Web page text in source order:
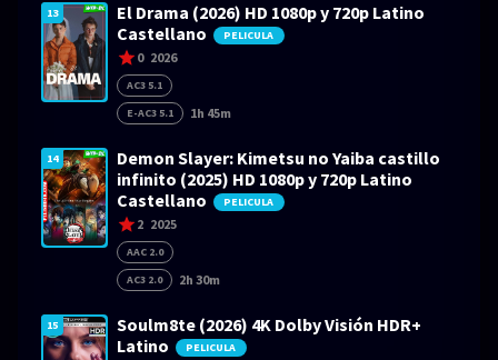
13
El Drama (2026) HD 1080p y 720p Latino
Castellano
PELICULA
0 2026
AC3 5.1
E-AC3 5.1
1h 45m
14
Demon Slayer: Kimetsu no Yaiba castillo
infinito (2025) HD 1080p y 720p Latino
Castellano
PELICULA
2 2025
AAC 2.0
AC3 2.0
2h 30m
15
Soulm8te (2026) 4K Dolby Visión HDR+
Latino
PELICULA